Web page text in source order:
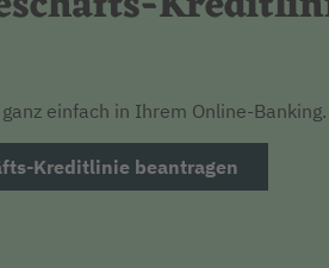
einfach in Ihrem Online-Banking.
Kreditlinie beantragen